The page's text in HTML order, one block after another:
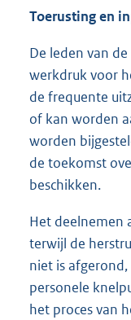
Toerusting en
De leden van
werkdruk voor
de frequente
of kan worden
worden
de toekomst
beschikken.
Het deelnemen
terwijl de
niet is
personele
het proces van